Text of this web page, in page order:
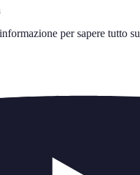
per sapere tutto su